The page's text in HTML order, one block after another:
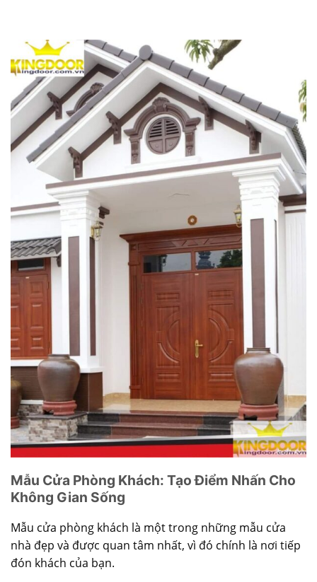
Mẫu Cửa Phòng Khách: Tạo Điểm Nhấn Cho
Không Gian Sống
Mẫu cửa phòng khách là một trong những mẫu cửa
nhà đẹp và được quan tâm nhất, vì đó chính là nơi tiếp
đón khách của bạn.